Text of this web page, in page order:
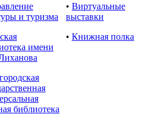
и туризма
имени
библиотека
• Виртуальные
выставки
• Книжная полка